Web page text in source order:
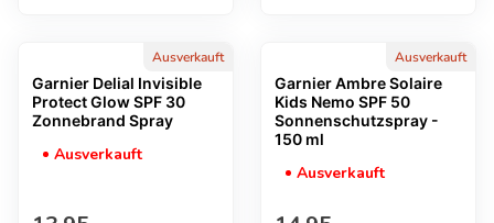
Ausverkauft
Garnier Delial Invisible
Protect Glow SPF 30
Zonnebrand Spray
Ausverkauft
Ausverkauft
Garnier Ambre Solaire
Kids Nemo SPF 50
Sonnenschutzspray -
150 ml
Ausverkauft